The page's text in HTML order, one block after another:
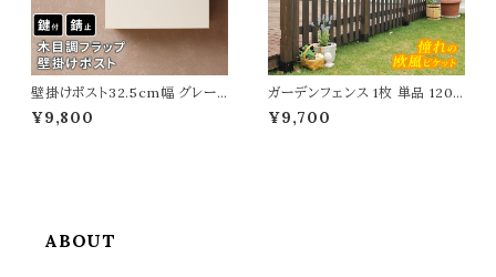
壁掛けポスト32.5cm幅 グレー
グレージュ 玄関ポスト 郵便ポス
ト 木目調 ダイヤルロック式ポスト
¥9,800
ガーデンフェンス 1枚 単品 120c
m幅 U型フェンス ダークブラウン
ホワイト 茶色 白 ウッドフェンス
¥9,700
ABOUT